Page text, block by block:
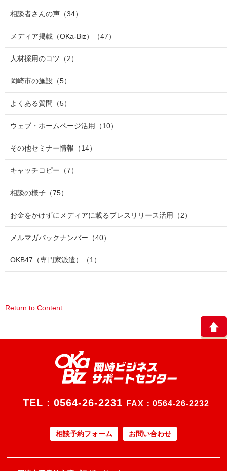
相談者さんの声 （34）
メディア掲載（OKa-Biz） （47）
人材採用のコツ （2）
岡崎市の施設 （5）
よくある質問 （5）
ウェブ・ホームページ活用 （10）
その他セミナー情報 （14）
キャッチコピー （7）
相談の様子 （75）
お金をかけずにメディアに載るプレスリリース活用 （2）
メルマガバックナンバー （40）
OKB47（専門家派遣） （1）
Return to Content
TEL： 0564-26-2231 FAX：0564-26-2232
相談予約フォーム お問い合わせ